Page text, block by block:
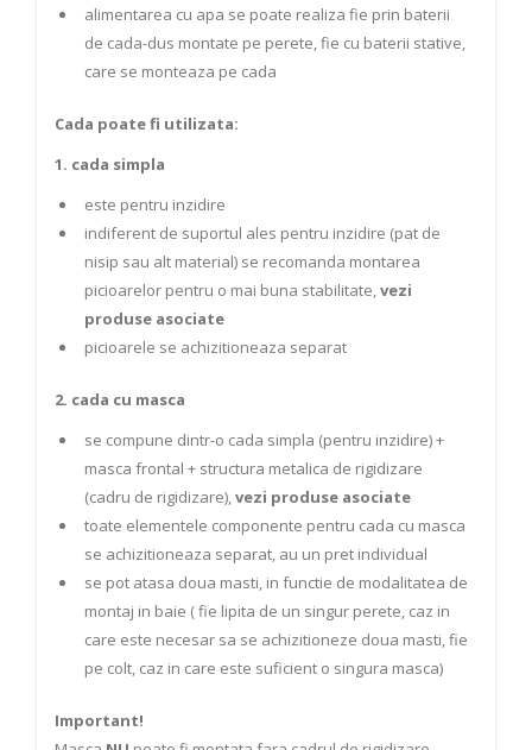
alimentarea cu apa se poate realiza fie prin baterii
de cada-dus montate pe perete, fie cu baterii stative,
care se monteaza pe cada
Cada poate fi utilizata:
1. cada simpla
este pentru inzidire
indiferent de suportul ales pentru inzidire (pat de
nisip sau alt material) se recomanda montarea
picioarelor pentru o mai buna stabilitate,vezi
produse asociate
picioarele se achizitioneaza separat
2. cada cu masca
se compune dintr-o cada simpla (pentru inzidire) +
masca frontal + structura metalica de rigidizare
(cadru de rigidizare),vezi produse asociate
toate elementele componente pentru cada cu masca
se achizitioneaza separat, au un pret individual
se pot atasa doua masti, in functie de modalitatea de
montaj in baie ( fie lipita de un singur perete, caz in
care este necesar sa se achizitioneze doua masti, fie
pe colt, caz in care este suficient o singura masca)
Important!